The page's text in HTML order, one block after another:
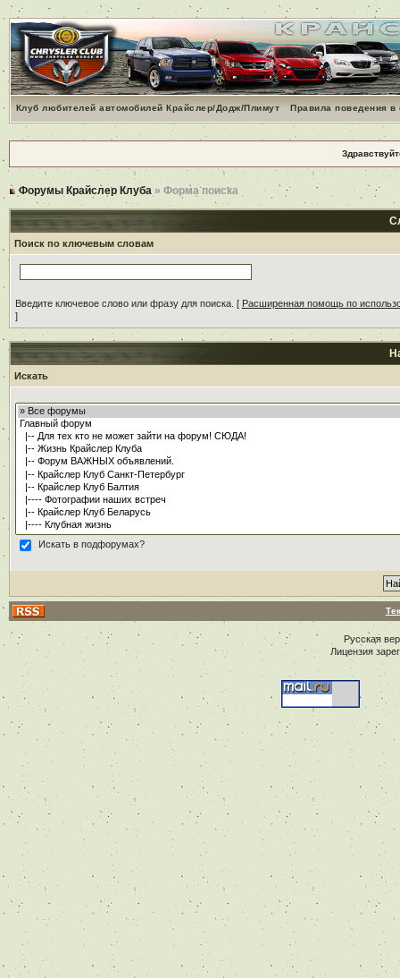
Клуб любителей автомобилей Крайслер/Додж/Плимут Правила поведения
Форумы Крайслер Клуба » Форма поиска
Поиск по ключевым словам
Введите ключевое слово или фразу для поиска. [ Расширенная помощь по
]
Искать
Искать в подфорумах?
Русская
Лицензия